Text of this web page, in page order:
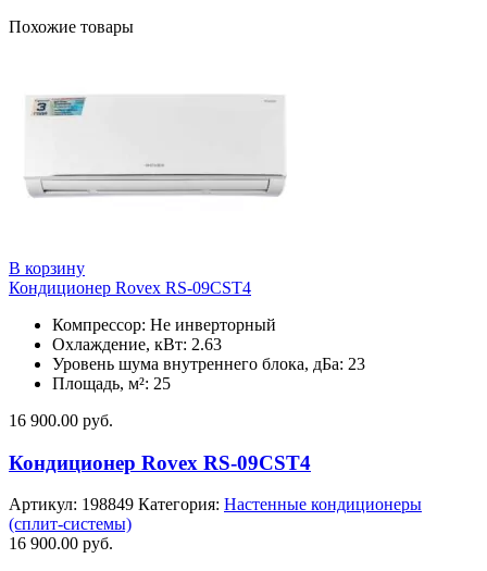
Похожие товары
В корзину
Кондиционер Rovex RS-09CST4
Компрессор: Не инверторный
Охлаждение, кВт: 2.63
Уровень шума внутреннего блока, дБа: 23
Площадь, м²: 25
16 900.00 руб.
Кондиционер Rovex RS-09CST4
Артикул: 198849 Категория: Настенные кондиционеры
(сплит-системы)
16 900.00 руб.